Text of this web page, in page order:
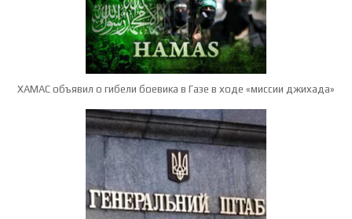
ХАМАС объявил о гибели боевика в Газе в ходе «миссии джихада»